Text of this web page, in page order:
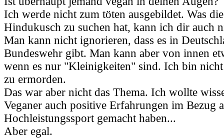
Ich werde nicht zum töten ausgebildet. Was
Hindukusch zu suchen hat, kann ich dir auch
Man kann nicht ignorieren, dass es in
Bundeswehr gibt. Man kann aber von innen
wenn es nur "Kleinigkeiten" sind. Ich bin
zu ermorden.
Das war aber nicht das Thema. Ich wollte
Veganer auch positive Erfahrungen im Bezug
Hochleistungssport gemacht haben...
Aber egal.